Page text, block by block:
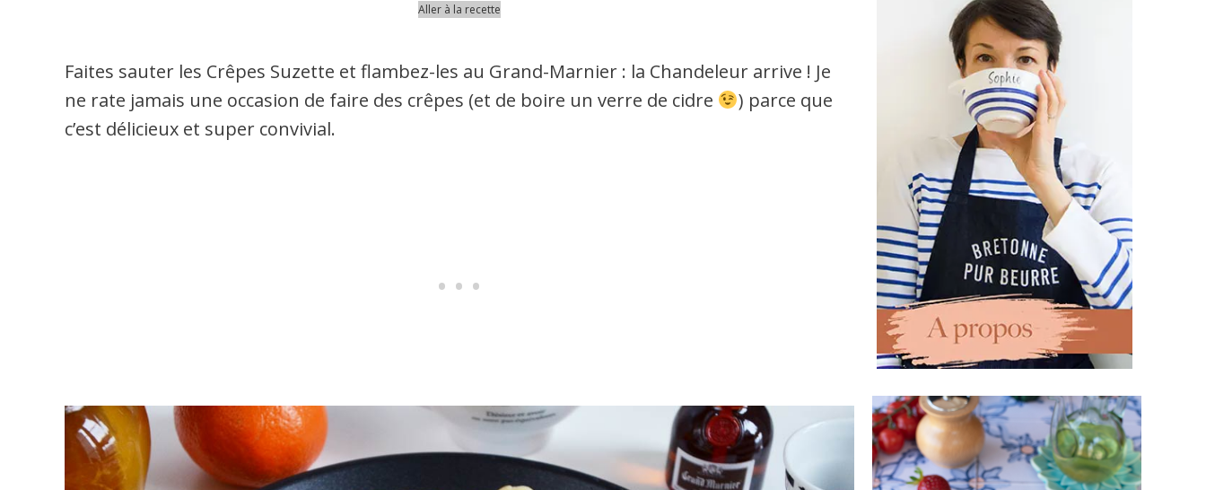
Aller à la recette
Faites sauter les Crêpes Suzette et flambez-les au Grand-Marnier : la Chandeleur arrive ! Je
ne rate jamais une occasion de faire des crêpes (et de boire un verre de cidre
) parce que
c’est délicieux et super convivial.